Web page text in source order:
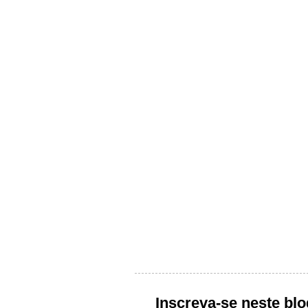
Inscreva-se neste